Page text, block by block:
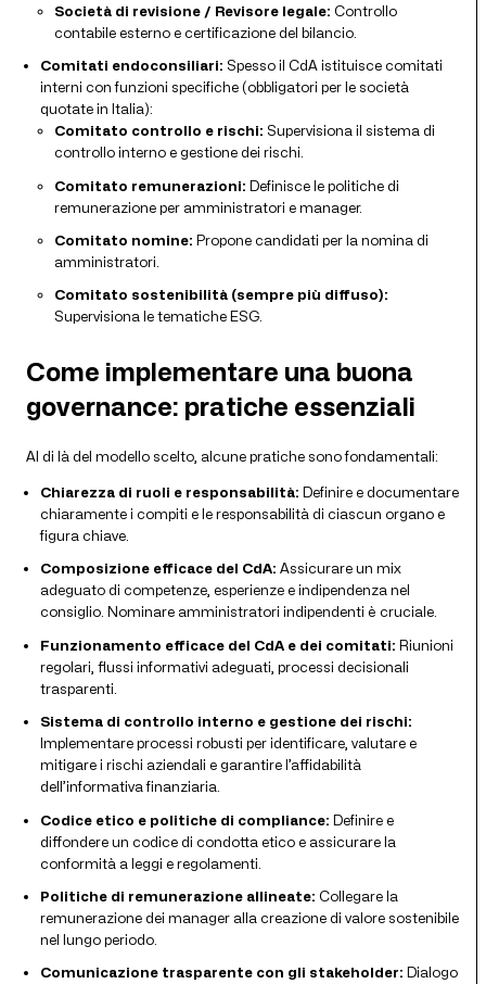
Società di revisione / Revisore legale: Controllo
contabile esterno e certificazione del bilancio.
Comitati endoconsiliari: Spesso il CdA istituisce comitati
interni con funzioni specifiche (obbligatori per le società
quotate in Italia):
Comitato controllo e rischi: Supervisiona il sistema di
controllo interno e gestione dei rischi.
Comitato remunerazioni: Definisce le politiche di
remunerazione per amministratori e manager.
Comitato nomine: Propone candidati per la nomina di
amministratori.
Comitato sostenibilità (sempre più diffuso):
Supervisiona le tematiche ESG.
Come implementare una buona
governance: pratiche essenziali
Al di là del modello scelto, alcune pratiche sono fondamentali:
Chiarezza di ruoli e responsabilità: Definire e documentare
chiaramente i compiti e le responsabilità di ciascun organo e
figura chiave.
Composizione efficace del CdA: Assicurare un mix
adeguato di competenze, esperienze e indipendenza nel
consiglio. Nominare amministratori indipendenti è cruciale.
Funzionamento efficace del CdA e dei comitati: Riunioni
regolari, flussi informativi adeguati, processi decisionali
trasparenti.
Sistema di controllo interno e gestione dei rischi:
Implementare processi robusti per identificare, valutare e
mitigare i rischi aziendali e garantire l’affidabilità
dell’informativa finanziaria.
Codice etico e politiche di compliance: Definire e
diffondere un codice di condotta etico e assicurare la
conformità a leggi e regolamenti.
Politiche di remunerazione allineate: Collegare la
remunerazione dei manager alla creazione di valore sostenibile
nel lungo periodo.
Comunicazione trasparente con gli stakeholder: Dialogo